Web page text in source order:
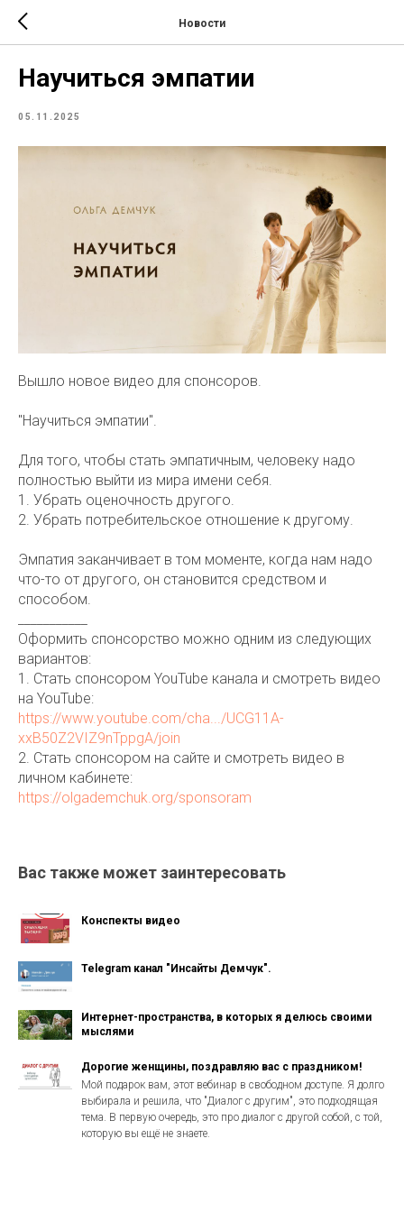
Новости
Научиться эмпатии
05.11.2025
Вышло новое видео для спонсоров.
"Научиться эмпатии".
Для того, чтобы стать эмпатичным, человеку надо
полностью выйти из мира имени себя.
1. Убрать оценочность другого.
2. Убрать потребительское отношение к другому.
Эмпатия заканчивает в том моменте, когда нам надо
что-то от другого, он становится средством и
способом.
Оформить спонсорство можно одним из следующих
вариантов:
1. Стать спонсором YouTube канала и смотреть видео
на YouTube:
https://www.youtube.com/cha.../UCG11A-
xxB50Z2VIZ9nTppgA/join
2. Стать спонсором на сайте и смотреть видео в
личном кабинете:
https://olgademchuk.org/sponsoram
Вас также может заинтересовать
Конспекты видео
Telegram канал "Инсайты Демчук".
Интернет-пространства, в которых я делюсь своими
мыслями
Дорогие женщины, поздравляю вас с праздником!
Мой подарок вам, этот вебинар в свободном доступе. Я долго
выбирала и решила, что "Диалог с другим", это подходящая
тема. В первую очередь, это про диалог с другой собой, с той,
которую вы ещё не знаете.